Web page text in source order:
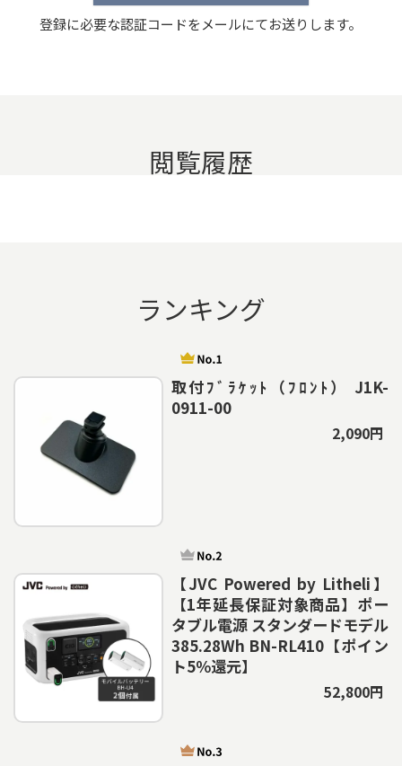
登録に必要な認証コードをメールにてお送りします。
閲覧履歴
ランキング
取付ﾌﾞﾗｹｯﾄ（ﾌﾛﾝﾄ） J1K-
0911-00
2,090円
【JVC Powered by Litheli】
【1年延長保証対象商品】ポー
タブル電源 スタンダードモデル
385.28Wh BN-RL410【ポイン
ト5％還元】
52,800円